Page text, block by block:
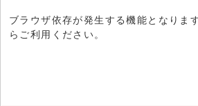
ブラウザ依存が発生する機能となりま
らご利用ください。